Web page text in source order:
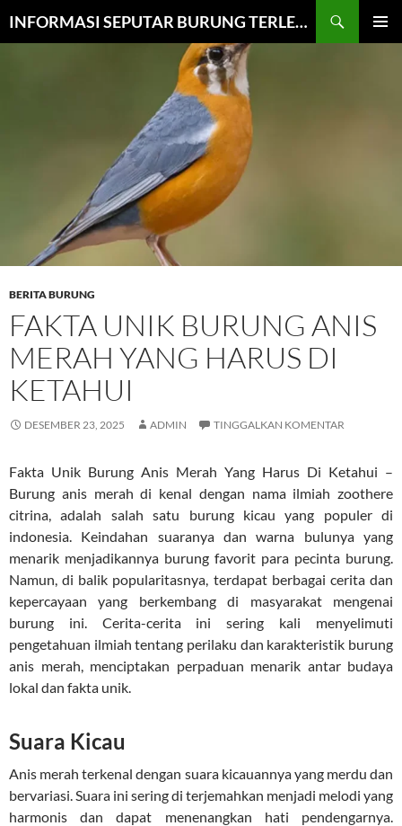
INFORMASI SEPUTAR BURUNG TERLENGKAP
BERITA BURUNG
FAKTA UNIK BURUNG ANIS
MERAH YANG HARUS DI
KETAHUI
DESEMBER 23, 2025 ADMIN TINGGALKAN KOMENTAR
Fakta Unik Burung Anis Merah Yang Harus Di Ketahui –
Burung anis merah di kenal dengan nama ilmiah zoothere
citrina, adalah salah satu burung kicau yang populer di
indonesia. Keindahan suaranya dan warna bulunya yang
menarik menjadikannya burung favorit para pecinta burung.
Namun, di balik popularitasnya, terdapat berbagai cerita dan
kepercayaan yang berkembang di masyarakat mengenai
burung ini. Cerita-cerita ini sering kali menyelimuti
pengetahuan ilmiah tentang perilaku dan karakteristik burung
anis merah, menciptakan perpaduan menarik antar budaya
lokal dan fakta unik.
Suara Kicau
Anis merah terkenal dengan suara kicauannya yang merdu dan
bervariasi. Suara ini sering di terjemahkan menjadi melodi yang
harmonis dan dapat menenangkan hati pendengarnya.